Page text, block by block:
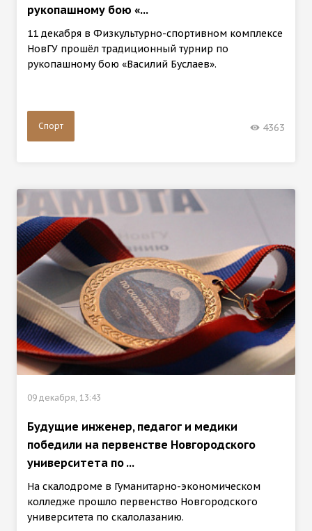
рукопашному бою «...
11 декабря в Физкультурно-спортивном комплексе
НовГУ прошёл традиционный турнир по
рукопашному бою «Василий Буслаев».
Спорт 4363
09 декабря, 13:43
Будущие инженер, педагог и медики
победили на первенстве Новгородского
университета по ...
На скалодроме в Гуманитарно-экономическом
колледже прошло первенство Новгородского
университета по скалолазанию.